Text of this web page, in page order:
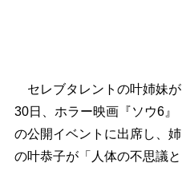
セレブタレントの叶姉妹が
30日、ホラー映画『ソウ6』
の公開イベントに出席し、姉
の叶恭子が「人体の不思議と